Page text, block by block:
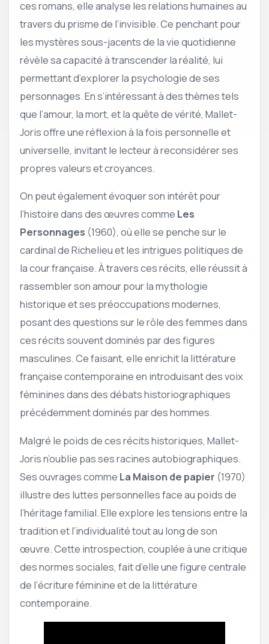
ces romans, elle analyse les relations humaines au
travers du prisme de l’invisible. Ce penchant pour
les mystères sous-jacents de la vie quotidienne
révèle sa capacité à transcender la réalité, lui
permettant d’explorer la psychologie de ses
personnages. En s’intéressant à des thèmes tels
que l’amour, la mort, et la quête de vérité, Mallet-
Joris offre une réflexion à la fois personnelle et
universelle, invitant le lecteur à reconsidérer ses
propres valeurs et croyances.
On peut également évoquer son intérêt pour
l’histoire dans des œuvres comme Les
Personnages (1960), où elle se penche sur le
cardinal de Richelieu et les intrigues politiques de
la cour française. À travers ces récits, elle réussit à
rassembler son amour pour la mythologie
historique et ses préoccupations modernes,
posant des questions sur le rôle des femmes dans
ces récits souvent dominés par des figures
masculines. Ce faisant, elle enrichit la littérature
française contemporaine en introduisant des voix
féminines dans des débats historiographiques
précédemment dominés par des hommes.
Malgré le poids de ces récits historiques, Mallet-
Joris n’oublie pas ses racines autobiographiques.
Ses ouvrages comme La Maison de papier (1970)
illustre des luttes personnelles face au poids de
l’héritage familial. Elle explore les tensions entre la
tradition et l’individualité tout au long de son
œuvre. Cette introspection, couplée à une critique
des normes sociales, fait d’elle une figure centrale
de l’écriture féminine et de la littérature
contemporaine.